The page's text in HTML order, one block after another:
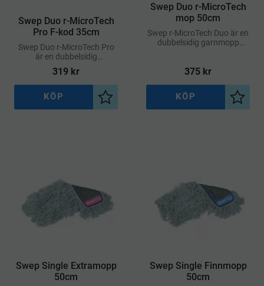
Swep Duo r-MicroTech
Pro F-kod 35cm
Swep Duo r-MicroTech Pro
är en dubbelsidig
mikrofibermopp med en unik
kombination av nya
generationens
supermikrofiber
319 kr
Lägg till i önskelista
KÖP
Swep Duo r-MicroTech
mop 50cm
Swep r-MicroTech Duo är en
dubbelsidig garnmopp
375 kr
Lägg
KÖP
Swep Single Extramopp
50cm
Swep Single Finnmopp
50cm